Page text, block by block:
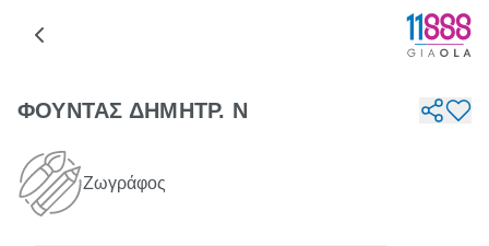
ΦΟΥΝΤΑΣ ΔΗΜΗΤΡ. Ν
Ζωγράφος